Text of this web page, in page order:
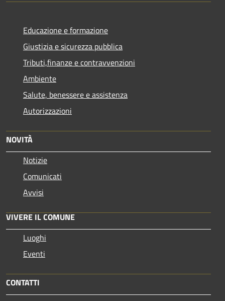
Educazione e formazione
Giustizia e sicurezza pubblica
Tributi,finanze e contravvenzioni
Ambiente
Salute, benessere e assistenza
Autorizzazioni
NOVITÀ
Notizie
Comunicati
Avvisi
VIVERE IL COMUNE
Luoghi
Eventi
CONTATTI